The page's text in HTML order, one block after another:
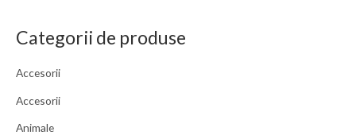
Categorii de produse
Accesorii
Accesorii
Animale